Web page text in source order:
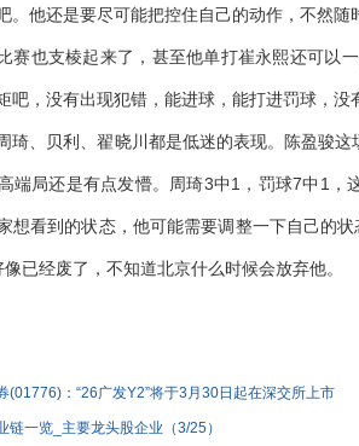
。他还是要尽可能把控住自己的动作，不然随
赛也支棱起来了，甚至他单打崔永熙还可以
吧，没有出现犯错，能进球，能打进罚球，没
琦、贝利、翟晓川都是低迷的表现。陈盈骏
端局还是有点发懵。周琦3中1，罚球7中1，
想看到的状态，他可能需要调整一下自己的
已经废了，不知道北京什么时候会放弃他。
(01776)：“26广发Y2”将于3月30日起在深交所上市
链一览_主要龙头股企业（3/25）